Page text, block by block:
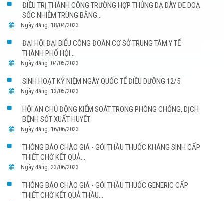
ĐIỀU TRỊ THÀNH CÔNG TRƯỜNG HỢP THỦNG DẠ DÀY ĐE DOẠ
SỐC NHIỄM TRÙNG BẰNG...
Ngày đăng: 18/04/2023
ĐẠI HỘI ĐẠI BIỂU CÔNG ĐOÀN CƠ SỞ TRUNG TÂM Y TẾ
THÀNH PHỐ HỘI...
Ngày đăng: 04/05/2023
SINH HOẠT KỶ NIỆM NGÀY QUỐC TẾ ĐIỀU DƯỠNG 12/5
Ngày đăng: 13/05/2023
HỘI AN CHỦ ĐỘNG KIỂM SOÁT TRONG PHÒNG CHỐNG, DỊCH
BỆNH SỐT XUẤT HUYẾT
Ngày đăng: 16/06/2023
THÔNG BÁO CHÀO GIÁ - GÓI THẦU THUỐC KHÁNG SINH CẤP
THIẾT CHỜ KẾT QUẢ...
Ngày đăng: 23/06/2023
THÔNG BÁO CHÀO GIÁ - GÓI THẦU THUỐC GENERIC CẤP
THIẾT CHỜ KẾT QUẢ THẦU...